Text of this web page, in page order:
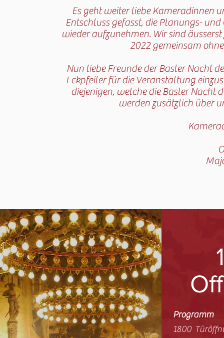
Es geht weiter liebe Kameradinnen
Entschluss gefasst, die Planungs-
wieder aufzunehmen. Wir sind
2022 gemeinsam
Nun liebe Freunde der Basler Nacht
Eckpfeiler für die Veranstaltung
diejenigen, welche die Basler Nacht
werden zusätzlich über
Programm
1800